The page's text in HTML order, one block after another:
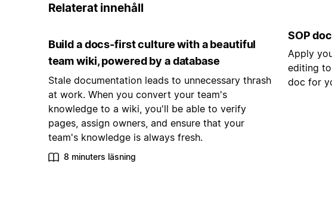
Relaterat innehåll
Build a docs-first culture with a beautiful
team wiki, powered by a database
Stale documentation leads to unnecessary thrash
at work. When you convert your team's
knowledge to a wiki, you'll be able to verify
pages, assign owners, and ensure that your
team's knowledge is always fresh.
8 minuters läsning
SOP
Apply
editing
doc for